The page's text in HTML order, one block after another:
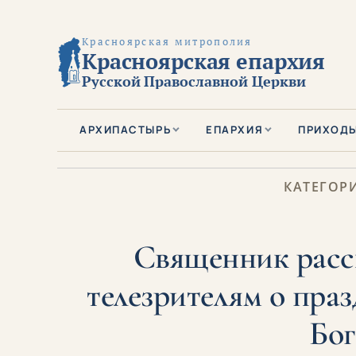
Красноярская митрополия
Красноярская епархия
Русской Православной Церкви
АРХИПАСТЫРЬ ЕПАРХИЯ
Священник
телезрителям о